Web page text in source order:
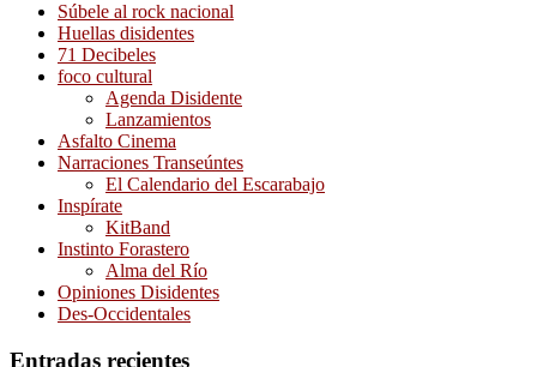
Súbele al rock nacional
Huellas disidentes
71 Decibeles
foco cultural
Agenda Disidente
Lanzamientos
Asfalto Cinema
Narraciones Transeúntes
El Calendario del Escarabajo
Inspírate
KitBand
Instinto Forastero
Alma del Río
Opiniones Disidentes
Des-Occidentales
Entradas recientes